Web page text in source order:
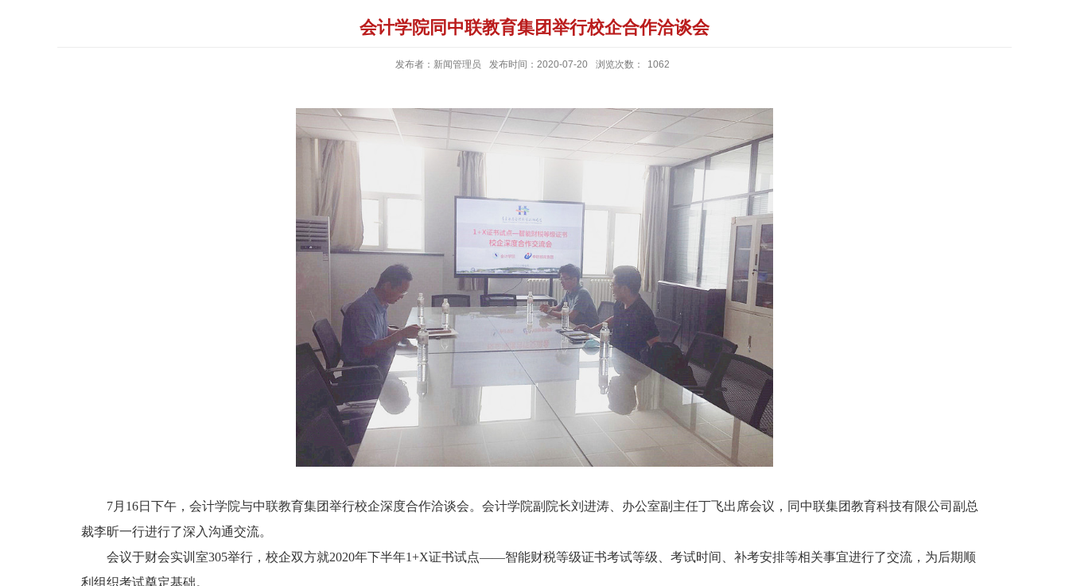
会计学院同中联教育集团举行校企合作洽谈会
发布者：新闻管理员 发布时间：2020-07-20 浏览次数： 1062
7月 16日下午 ，会计学院与中联教育集团举行校企深度合作洽谈会。会计学院副院长刘进涛、办公室副主任丁飞出席会议，同 中联集团教育科技有限公司副总
裁李昕一行进行了深入沟通交流。
会议于财会实训室305举行，校企双方就2020年下半年1+X证书试点——智能财税等级证书考试等级、考试时间、补考安排等相关事宜进行了交流，为后期顺
利组织考试奠定基础。